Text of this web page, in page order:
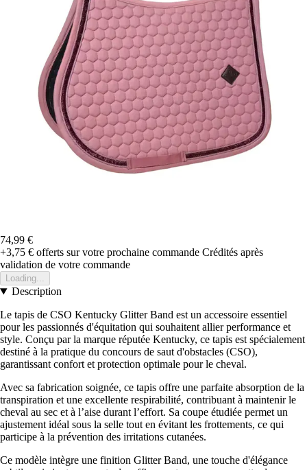
74,99 €
+3,75 € offerts sur votre prochaine commande Crédités après
validation de votre commande
Loading...
Description
Le tapis de CSO Kentucky Glitter Band est un accessoire essentiel
pour les passionnés d'équitation qui souhaitent allier performance et
style. Conçu par la marque réputée Kentucky, ce tapis est spécialement
destiné à la pratique du concours de saut d'obstacles (CSO),
garantissant confort et protection optimale pour le cheval.
Avec sa fabrication soignée, ce tapis offre une parfaite absorption de la
transpiration et une excellente respirabilité, contribuant à maintenir le
cheval au sec et à l’aise durant l’effort. Sa coupe étudiée permet un
ajustement idéal sous la selle tout en évitant les frottements, ce qui
participe à la prévention des irritations cutanées.
Ce modèle intègre une finition Glitter Band, une touche d'élégance